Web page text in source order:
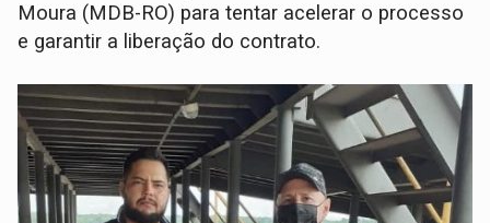
Moura (MDB-RO) para tentar acelerar o processo
e garantir a liberação do contrato.